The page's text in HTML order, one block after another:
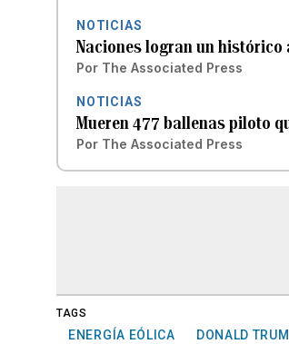
NOTICIAS
Naciones logran un
Por The Associated Press
NOTICIAS
Mueren 477 ballenas piloto
Por The Associated Press
TAGS
ENERGÍA EÓLICA DONALD